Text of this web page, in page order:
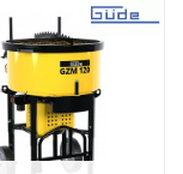
Összehasonlítás